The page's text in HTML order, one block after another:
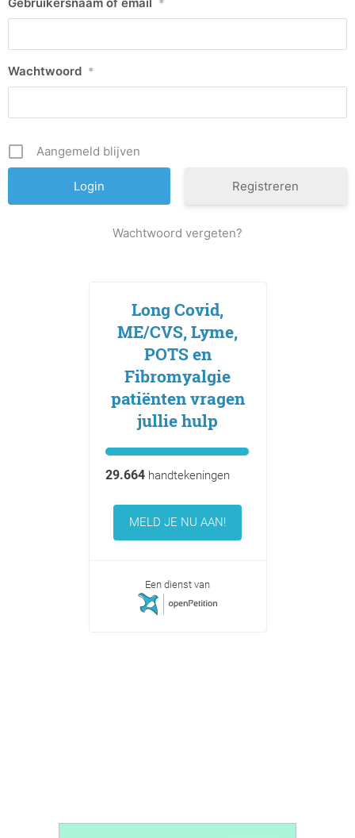
Wachtwoord *
Aangemeld blijven
Registreren
Wachtwoord vergeten?
Long Covid,
ME/CVS, Lyme,
POTS en
Fibromyalgie
patiënten vragen
jullie hulp
29.664handtekeningen
MELD JE NU AAN!
Een dienst van